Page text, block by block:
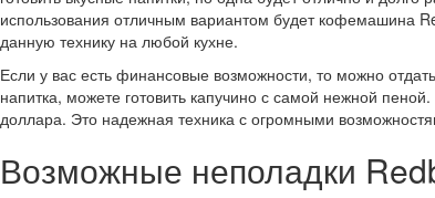
использования отличным вариантом будет кофемашина
данную технику на любой кухне.
Если у вас есть финансовые возможности, то можно
напитка, можете готовить капучино с самой нежной
доллара. Это надежная техника с огромными
Возможные неполадки